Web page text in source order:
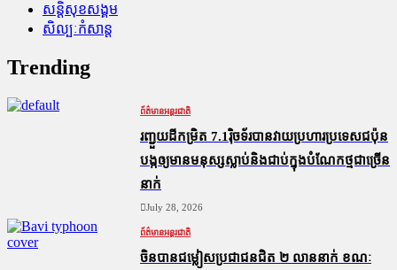
សន្តិសុខសង្គម
សិល្បៈកំសាន្ត
Trending
ព័ត៌មានអន្តរជាតិ
រញ្ជួយដីកម្រិត​ 7.1រ៉ិចទ័របានវាយប្រហារប្រទេសជប៉ុន
បង្កឲ្យមានមនុស្សស្លាប់​និង​ជាប់ក្នុងបំណែកថ្មជាច្រើន
នាក់
July 28, 2026
ព័ត៌មានអន្តរជាតិ
ចិនបានជម្លៀសប្រជាជនជិត ២ លាននាក់ ខណៈ